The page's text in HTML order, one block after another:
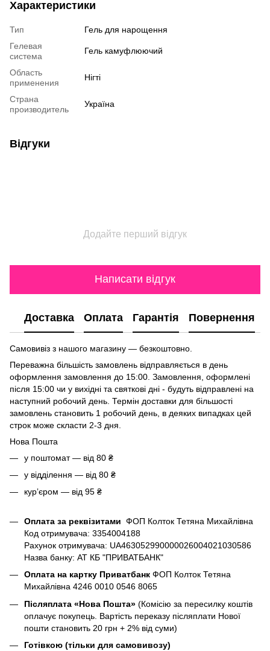
Характеристики
Тип
Гель для нарощення
Гелевая
система
Гель камуфлюючий
Область
применения
Нігті
Страна
производитель
Україна
Відгуки
Додайте перший відгук
Написати відгук
Доставка Оплата Гарантія Повернення
Самовивіз з нашого магазину — безкоштовно.
Переважна більшість замовлень відправляється в день
оформлення замовлення до 15:00. Замовлення, оформлені
після 15:00 чи у вихідні та святкові дні - будуть відправлені на
наступний робочий день. Термін доставки для більшості
замовлень становить 1 робочий день, в деяких випадках цей
строк може скласти 2-3 дня.
Нова Пошта
у поштомат — від 80 ₴
у відділення — від 80 ₴
курʼєром — від 95 ₴
Оплата за реквізитами ФОП Колток Тетяна Михайлівна
Код отримувача: 3354004188
Рахунок отримувача: UA463052990000026004021030586
Назва банку: АТ КБ "ПРИВАТБАНК"
Оплата на картку Приватбанк ФОП Колток Тетяна
Михайлівна 4246 0010 0546 8065
Післяплата «Нова Пошта» (Комісію за пересилку коштів
оплачує покупець. Вартість переказу післяплати Нової
пошти становить 20 грн + 2% від суми)
Готівкою (тільки для самовивозу)